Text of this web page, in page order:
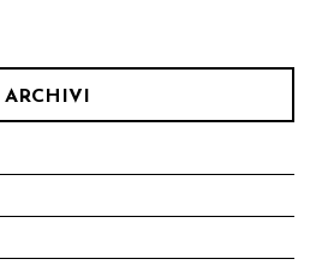
ARCHIVI